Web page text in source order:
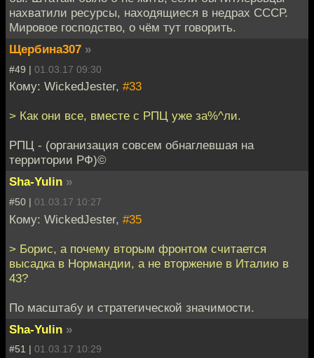
нахватили ресурсы, находящиеся в недрах СССР.
Мировое господство, о чём тут говорить.
Щербина307 »
#49 | 01.03.17 09:30
Кому: WickedJester, #33
> Как они все, вместе с РПЦ уже за%^ли.
РПЦ - (организация совсем обнаглевшая на
территории РФ)©
Sha-Yulin »
#50 | 01.03.17 10:27
Кому: WickedJester, #35
> Борис, а почему вторым фронтом считается
высадка в Нормандии, а не вторжение в Италию в
43?
По масштабу и стратегической значимости.
Sha-Yulin »
#51 | 01.03.17 10:29